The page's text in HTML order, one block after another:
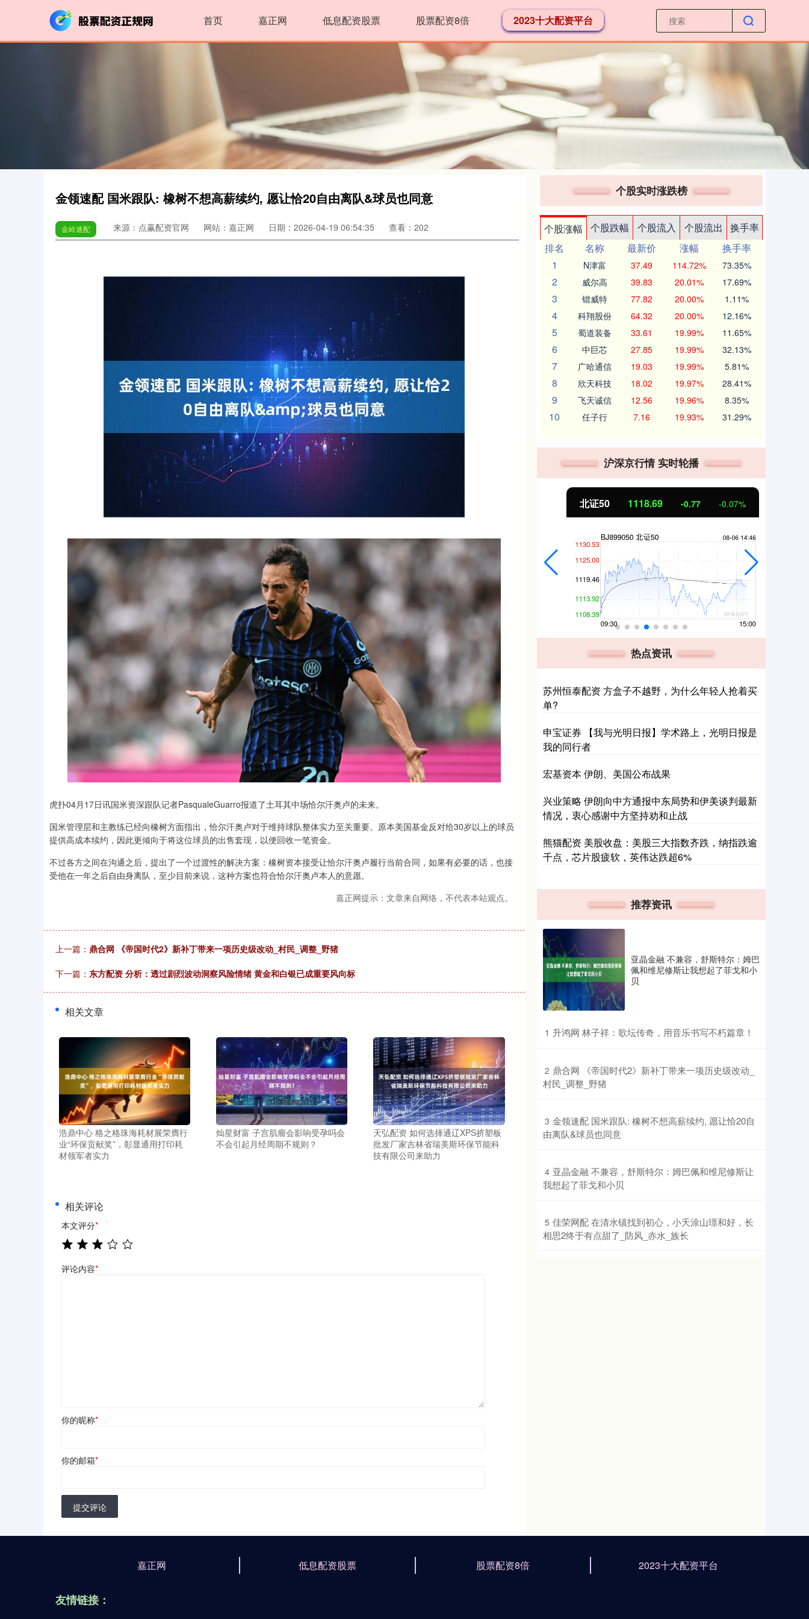
首页 嘉正网 低息配资股票 股票配资8倍 2023十大配资平台
金领速配 国米跟队: 橡树不想高薪续约, 愿让恰20自由离队&球员也同意
金岭速配 来源：点赢配资官网 网站：嘉正网 日期：2026-04-19 06:54:35 查看：202
虎扑04月17日讯国米资深跟队记者PasqualeGuarro报道了土耳其中场恰尔汗奥卢的未来。
国米管理层和主教练已经向橡树方面指出，恰尔汗奥卢对于维持球队整体实力至关重要。原本美国基金反对给30岁以上的球员
提供高成本续约，因此更倾向于将这位球员的出售套现，以便回收一笔资金。
不过各方之间在沟通之后，提出了一个过渡性的解决方案：橡树资本接受让恰尔汗奥卢履行当前合同，如果有必要的话，也接
受他在一年之后自由身离队，至少目前来说，这种方案也符合恰尔汗奥卢本人的意愿。
嘉正网提示：文章来自网络，不代表本站观点。
上一篇： 鼎合网 《帝国时代2》新补丁带来一项历史级改动_村民_调整_野猪
下一篇： 东方配资 分析：透过剧烈波动洞察风险情绪 黄金和白银已成重要风向标
相关文章
浩鼎中心 格之格珠海耗材展荣膺行
业“环保贡献奖”，彰显通用打印耗
材领军者实力
灿星财富 子宫肌瘤会影响受孕吗会
不会引起月经周期不规则？
天弘配资 如何选择通辽XPS挤塑板
批发厂家吉林省瑞美斯环保节能科
技有限公司来助力
相关评论
本文评分*
评论内容*
你的昵称*
你的邮箱*
提交评论
个股实时涨跌榜
个股涨幅 个股跌幅 个股流入 个股流出
换手率
排名
名称 最新价 涨幅
换手率
1
N津富 37.49 114.72% 73.35%
2 威尔高 39.83 20.01% 17.69%
3 锴威特 77.82 20.00% 1.11%
4 科翔股份 64.32 20.00% 12.16%
5 蜀道装备 33.61 19.99% 11.65%
6 中巨芯 27.85 19.99% 32.13%
7 广哈通信 19.03 19.99% 5.81%
8 欣天科技 18.02 19.97% 28.41%
9 飞天诚信 12.56 19.96% 8.35%
10 任子行 7.16 19.93% 31.29%
沪深京行情 实时轮播
深证成指 14075.89 北证50 1118.69 -0.77 -0.07%
热点资讯
苏州恒泰配资 方盒子不越野，为什么年轻人抢着买
单?
申宝证券 【我与光明日报】学术路上，光明日报是
我的同行者
宏基资本 伊朗、美国公布战果
兴业策略 伊朗向中方通报中东局势和伊美谈判最新
情况，衷心感谢中方坚持劝和止战
熊猫配资 美股收盘：美股三大指数齐跌，纳指跌逾
千点，芯片股疲软，英伟达跌超6%
推荐资讯
亚晶金融 不兼容，舒斯特尔：姆巴
佩和维尼修斯让我想起了菲戈和小
贝
1 ​升鸿网 林子祥：歌坛传奇，用音乐书写不朽篇章！
2 ​鼎合网 《帝国时代2》新补丁带来一项历史级改动_
村民_调整_野猪
3 ​金领速配 国米跟队: 橡树不想高薪续约, 愿让恰20自
由离队&球员也同意
4 ​亚晶金融 不兼容，舒斯特尔：姆巴佩和维尼修斯让
我想起了菲戈和小贝
5 ​佳荣网配 在清水镇找到初心，小夭涂山璟和好，长
相思2终于有点甜了_防风_赤水_族长
嘉正网 低息配资股票 股票配资8倍 2023十大配资平台
友情链接：